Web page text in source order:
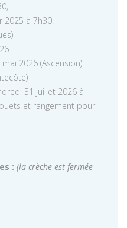
2025 à 7h30.
2026 (Ascension)
31 juillet 2026 à
et rangement pour
: (la crèche est fermée